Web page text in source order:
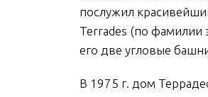
послужил
Terrades (по фамилии
его две угловые
В 1975 г. дом